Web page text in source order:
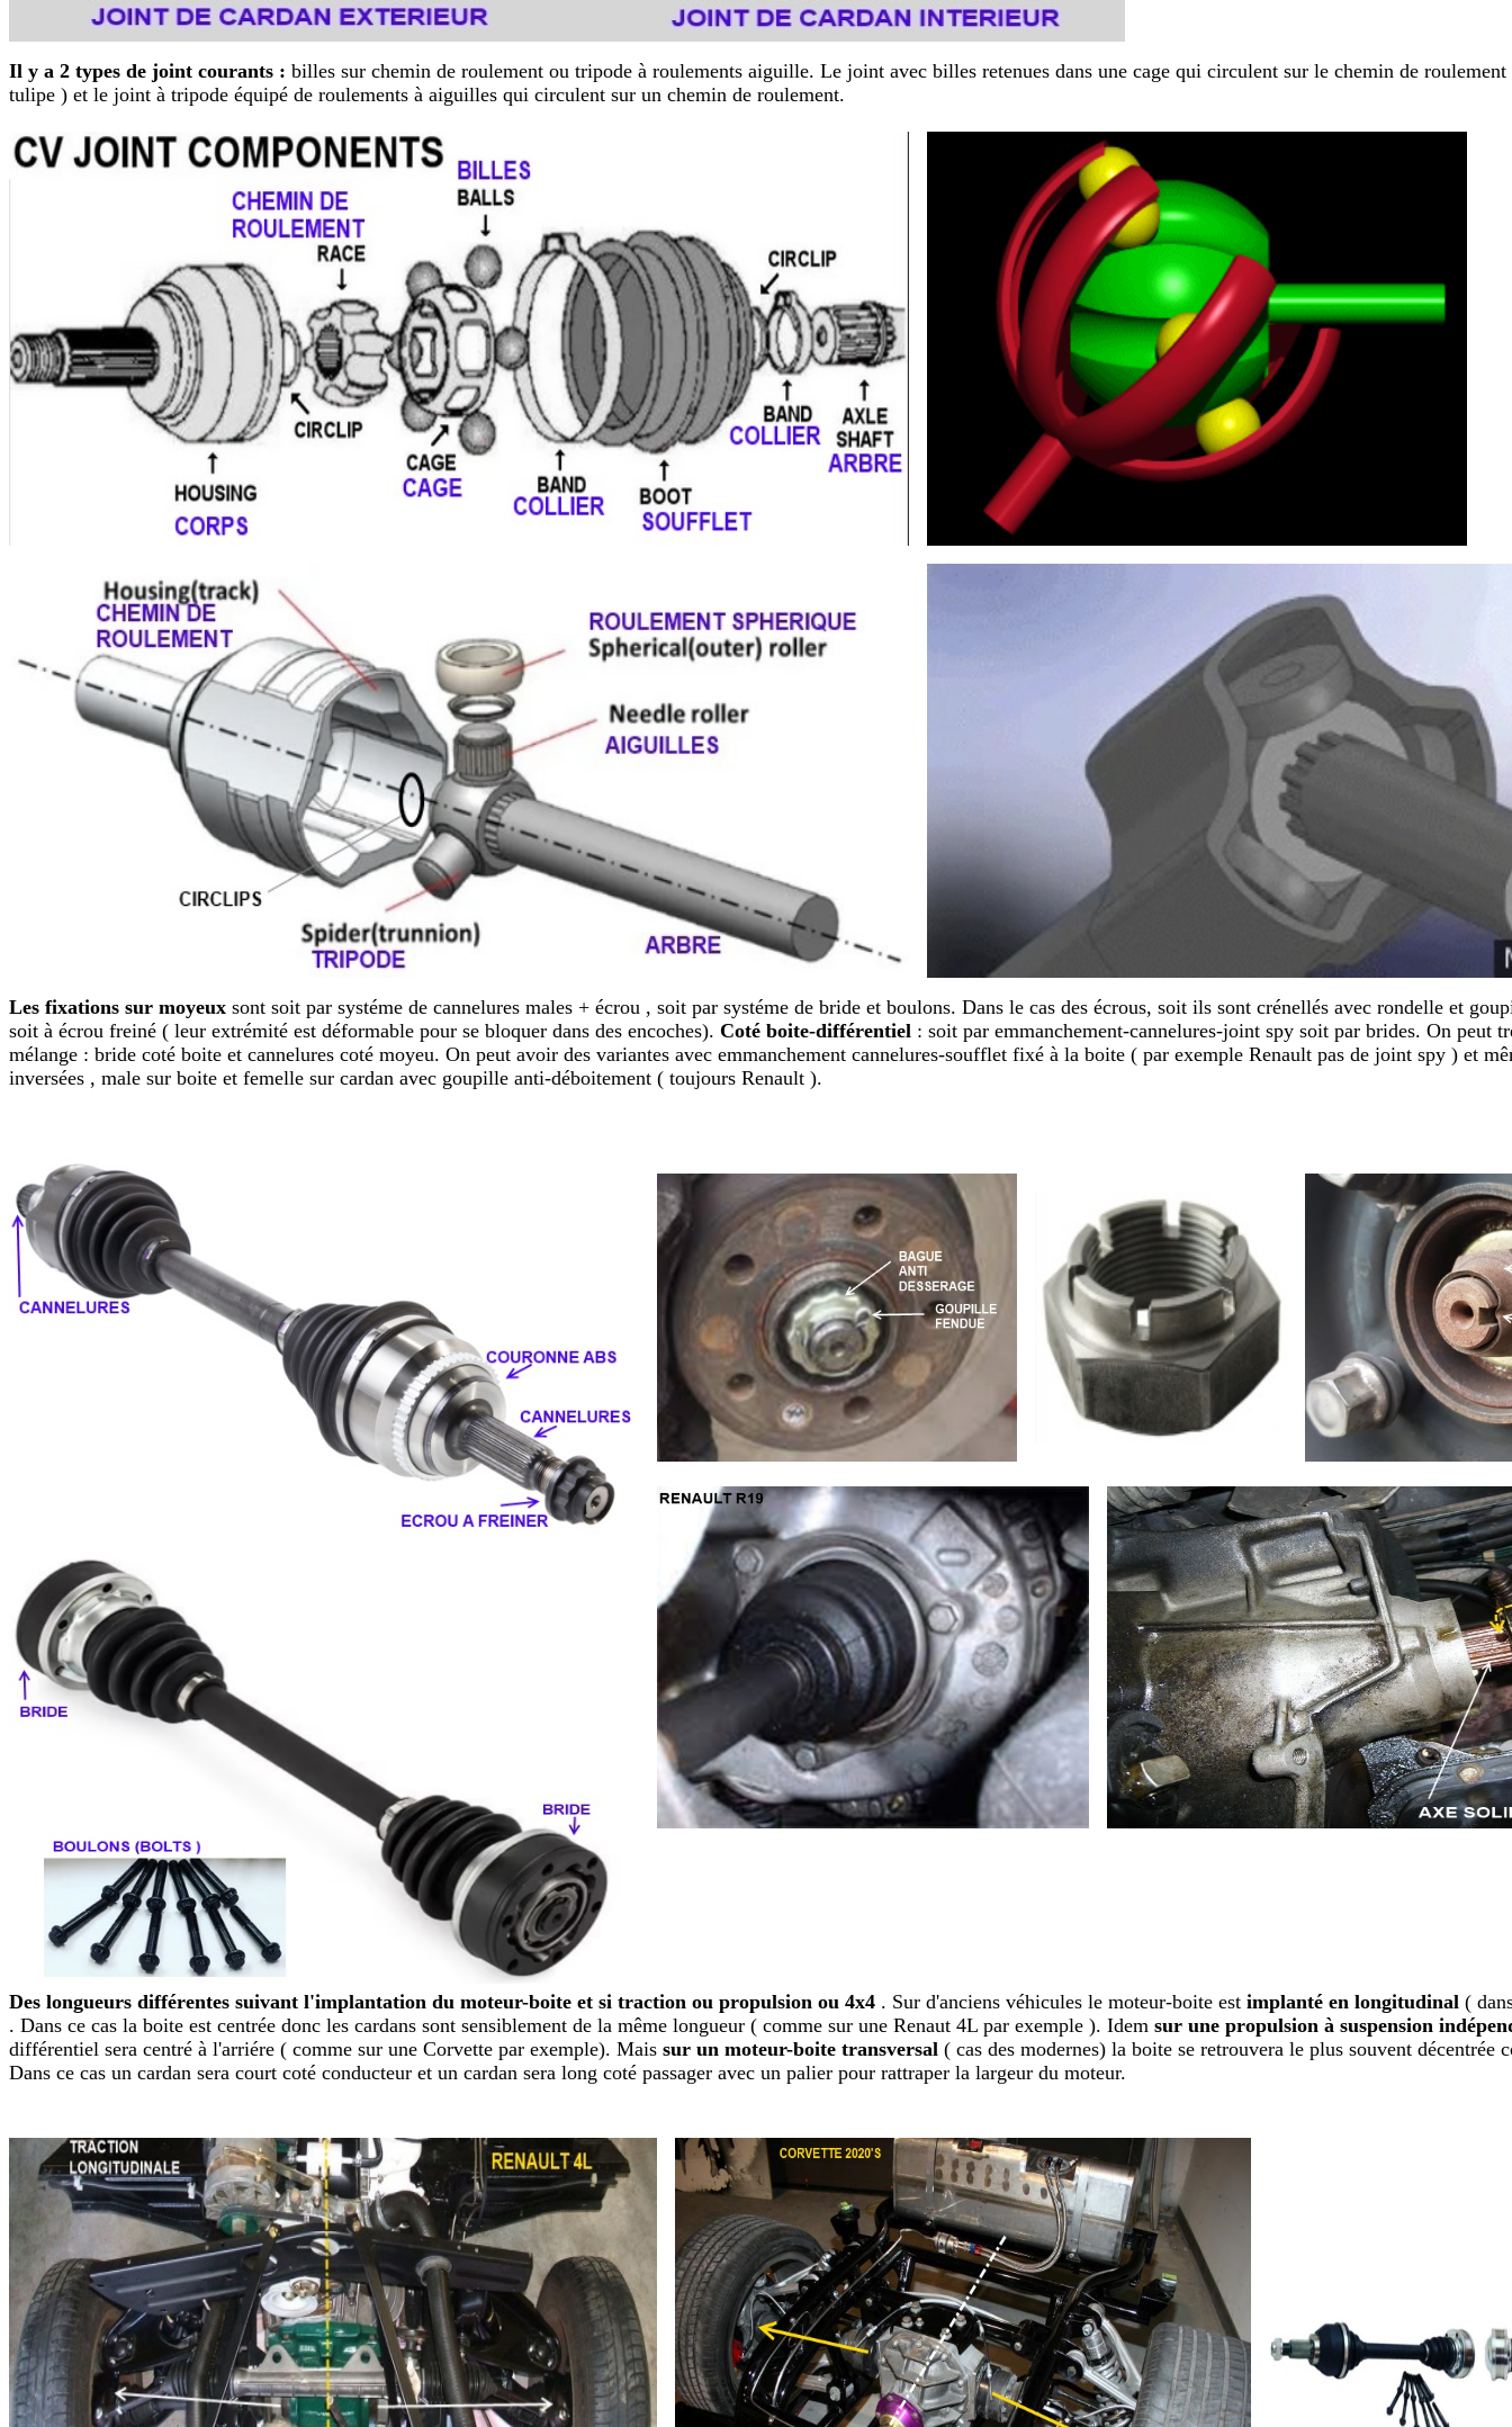
Il y a 2 types de joint courants : billes sur chemin de roulement ou tripode à roulements aiguille. Le joint avec billes retenues dans une cage qui circulent sur le chemin de
tulipe ) et le joint à tripode équipé de roulements à aiguilles qui circulent sur un chemin de roulement.
Les fixations sur moyeux sont soit par systéme de cannelures males + écrou , soit par systéme de bride et boulons. Dans le cas des écrous, soit ils sont crénellés avec rondelle et
soit à écrou freiné ( leur extrémité est déformable pour se bloquer dans des encoches). Coté boite-différentiel : soit par emmanchement-cannelures-joint spy soit par brides. On peut
mélange : bride coté boite et cannelures coté moyeu. On peut avoir des variantes avec emmanchement cannelures-soufflet fixé à la boite ( par exemple Renault pas de joint spy ) et
inversées , male sur boite et femelle sur cardan avec goupille anti-déboitement ( toujours Renault ).
Des longueurs différentes suivant l'implantation du moteur-boite et si traction ou propulsion ou 4x4 . Sur d'anciens véhicules le moteur-boite est implanté en longitudinal (
. Dans ce cas la boite est centrée donc les cardans sont sensiblement de la même longueur ( comme sur une Renaut 4L par exemple ). Idem sur une propulsion à suspension
différentiel sera centré à l'arriére ( comme sur une Corvette par exemple). Mais sur un moteur-boite transversal ( cas des modernes) la boite se retrouvera le plus souvent décentrée
Dans ce cas un cardan sera court coté conducteur et un cardan sera long coté passager avec un palier pour rattraper la largeur du moteur.